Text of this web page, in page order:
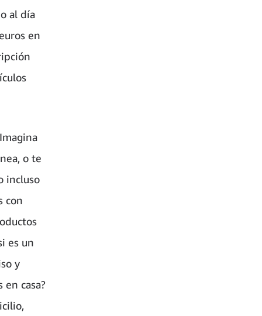
al día
en
o te
incluso
con
es un
y
en casa?